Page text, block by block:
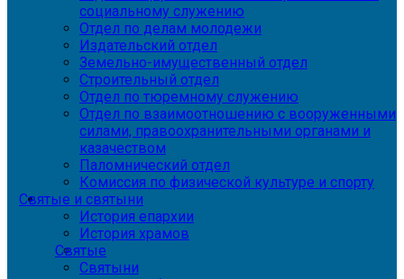
социальному служению
Отдел по делам молодежи
Издательский отдел
Земельно-имущественный отдел
Строительный отдел
Отдел по тюремному служению
Отдел по взаимоотношению с вооруженными
силами, правоохранительными органами и
казачеством
Паломнический отдел
Комиссия по физической культуре и спорту
Святые и святыни
История епархии
История храмов
Святые
Святыни